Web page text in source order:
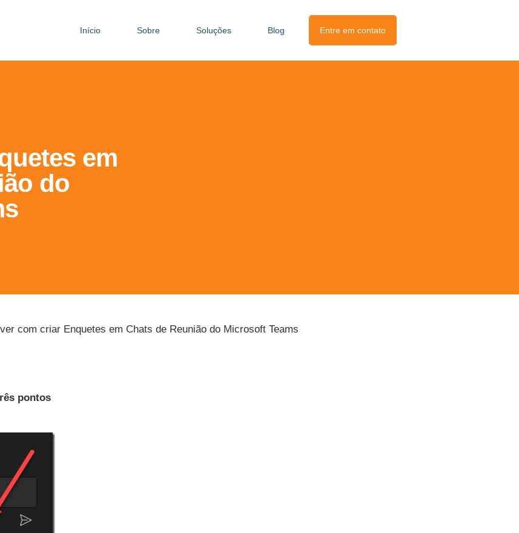
Início Sobre Soluções Blog Entre em contato
em
do
com criar Enquetes em Chats de Reunião do Microsoft Teams
pontos